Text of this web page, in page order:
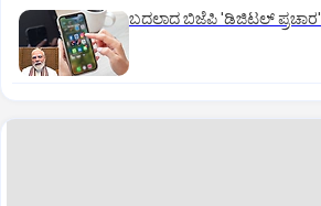
ಬದಲಾದ ಬಿಜೆಪಿ 'ಡಿಜಿಟಲ್‌ ಪ್ರಚಾರ'